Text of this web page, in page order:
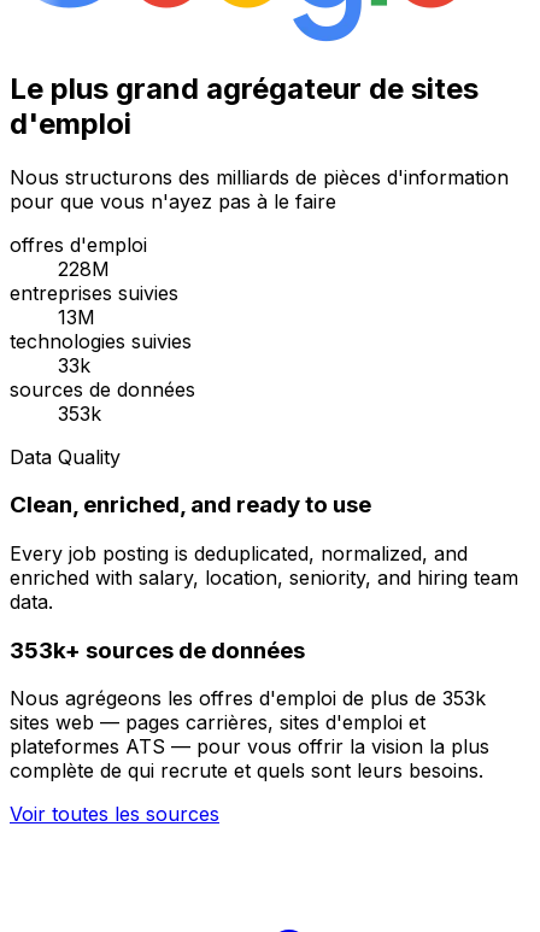
Le plus grand agrégateur de sites
d'emploi
Nous structurons des milliards de pièces d'information
pour que vous n'ayez pas à le faire
offres d'emploi
228M
entreprises suivies
13M
technologies suivies
33k
sources de données
353k
Data Quality
Clean, enriched, and ready to use
Every job posting is deduplicated, normalized, and
enriched with salary, location, seniority, and hiring team
data.
353k+ sources de données
Nous agrégeons les offres d'emploi de plus de 353k
sites web — pages carrières, sites d'emploi et
plateformes ATS — pour vous offrir la vision la plus
complète de qui recrute et quels sont leurs besoins.
Voir toutes les sources